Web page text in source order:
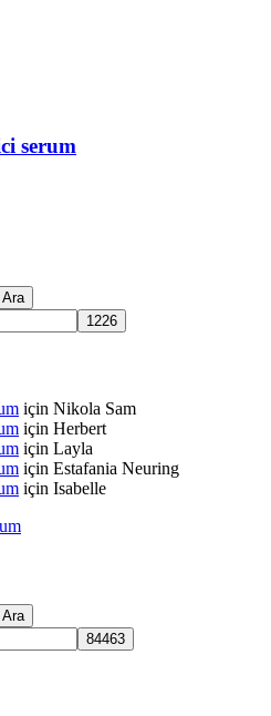
serum
için Nikola Sam
için Herbert
için Layla
için Estafania Neuring
için Isabelle